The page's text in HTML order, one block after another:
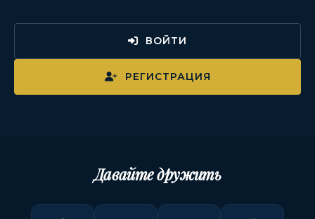
ВОЙТИ
РЕГИСТРАЦИЯ
Давайте дружить